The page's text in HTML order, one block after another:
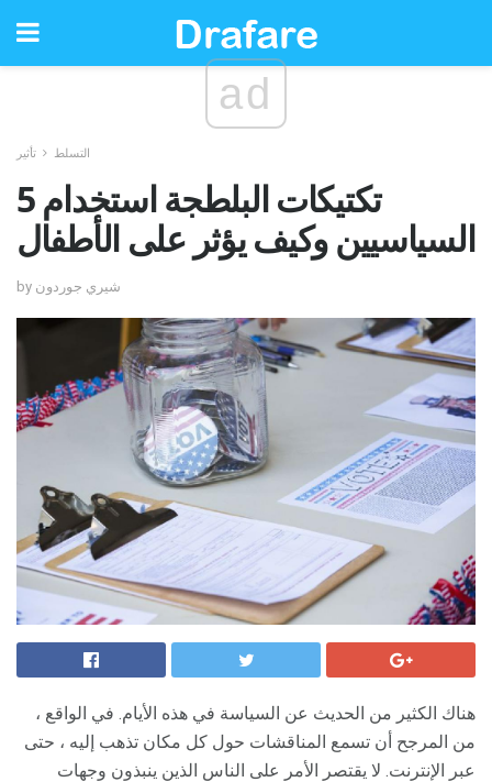
ad
التسلط تأثير
5 تكتيكات البلطجة استخدام
السياسيين وكيف يؤثر على الأطفال
by شيري جوردون
هناك الكثير من الحديث عن السياسة في هذه الأيام. في الواقع ،
من المرجح أن تسمع المناقشات حول كل مكان تذهب إليه ، حتى
عبر الإنترنت. لا يقتصر الأمر على الناس الذين ينبذون وجهات